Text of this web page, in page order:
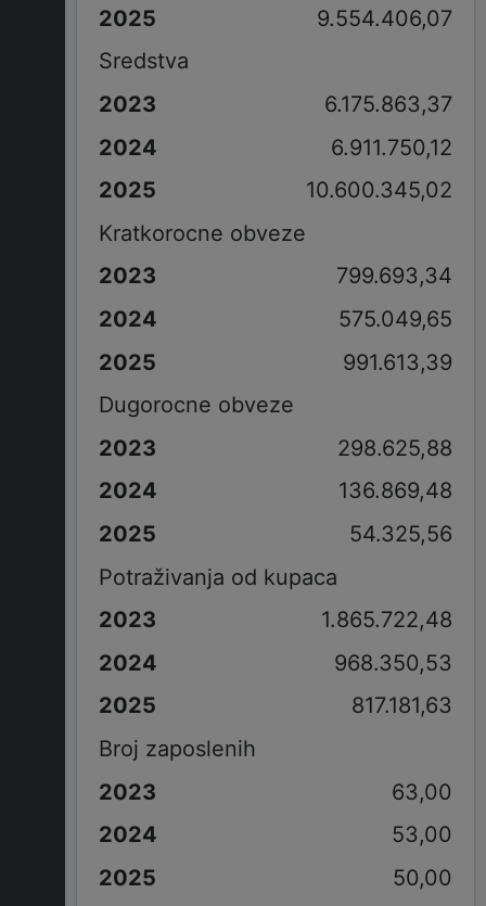
9.554.406,07
Sredstva
6.175.863,37
6.911.750,12
10.600.345,02
Kratkorocne obveze
799.693,34
575.049,65
991.613,39
Dugorocne obveze
298.625,88
136.869,48
54.325,56
Potraživanja od kupaca
1.865.722,48
968.350,53
817.181,63
Broj zaposlenih
63,00
53,00
50,00